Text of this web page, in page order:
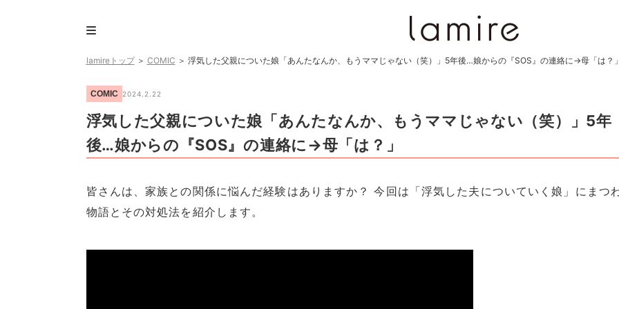
lamireトップ＞ COMIC ＞ 浮気した父親についた娘「あんたなんか、もうママじゃない（笑）」5年後…娘からの『SOS』の連絡に→母「は？
COMIC 2024.2.22
浮気した父親についた娘「あんたなんか、もうママじゃない（笑）」5年
後…娘からの『SOS』の連絡に→母「は？」
皆さんは、家族との関係に悩んだ経験はありますか？ 今回は「浮気した夫についていく娘」にまつ
物語とその対処法を紹介します。